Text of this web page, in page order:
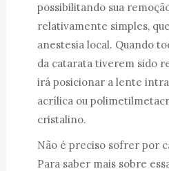
possibilitando sua
relativamente simples,
anestesia local. Quando
da catarata tiverem sido
irá posicionar a lente
acrílica ou
cristalino.
Não é preciso sofrer por
Para saber mais sobre